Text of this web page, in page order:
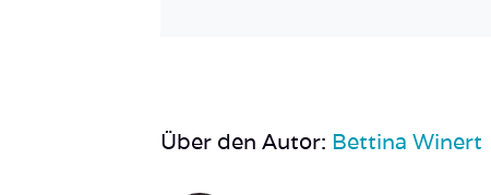
Über den Autor: Bettina Winert